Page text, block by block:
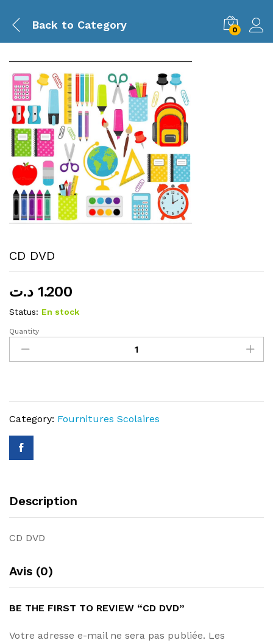
Back to Category 0
CD DVD
1.200 د.ت
Status: En stock
CD
DVD
quantity
Quantity
Category: Fournitures Scolaires
Description
CD DVD
Avis (0)
BE THE FIRST TO REVIEW “CD DVD”
Votre adresse e-mail ne sera pas publiée. Les